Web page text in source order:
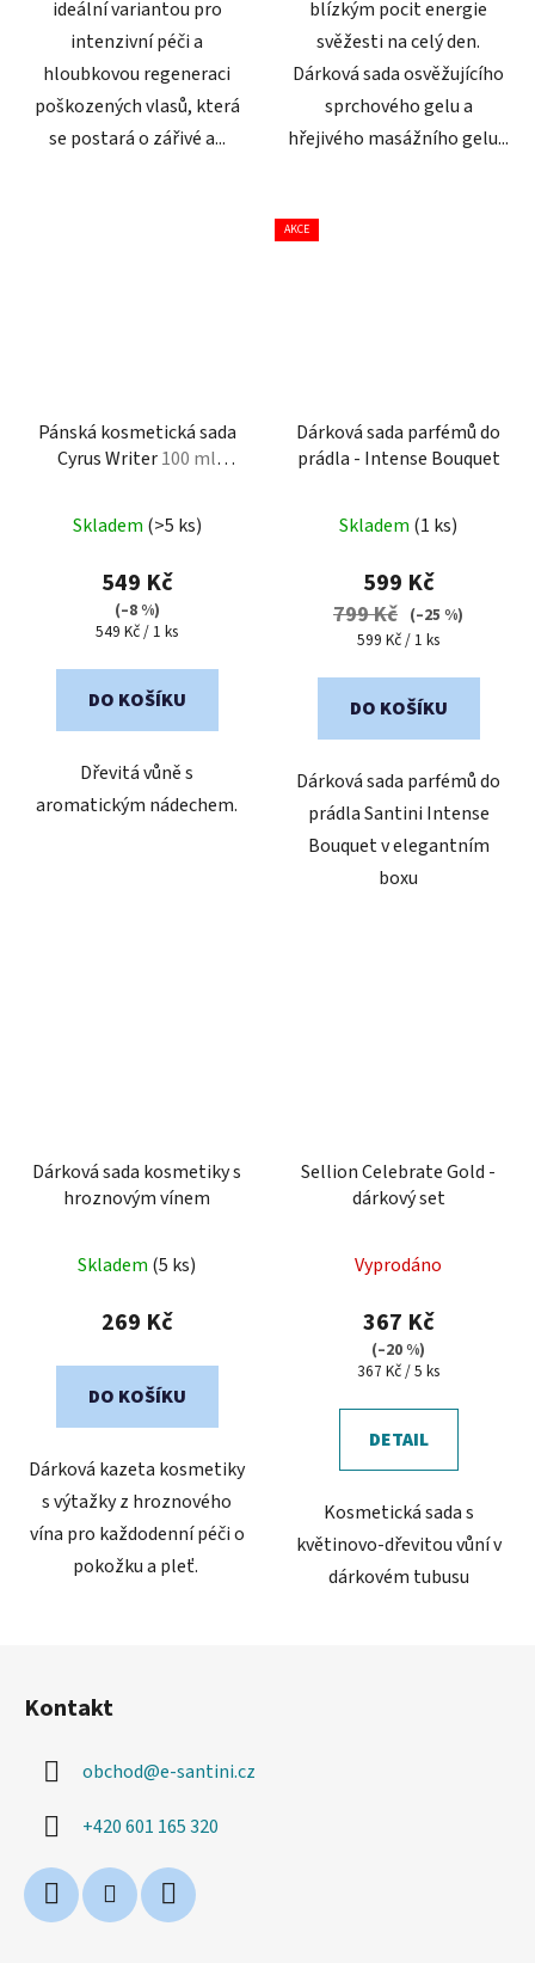
ideální variantou pro
intenzivní péči a
hloubkovou regeneraci
poškozených vlasů, která
se postará o zářivé a...
blízkým pocit energie
svěžesti na celý den.
Dárková sada osvěžujícího
sprchového gelu a
hřejivého masážního gelu...
Pánská kosmetická sada
Cyrus Writer100 ml
ml sprchový gel
Skladem (>5 ks)
549 Kč
(–8 %)
Měrná
549 Kč / 1 ks
DO KOŠÍKU
Dřevitá vůně s
aromatickým nádechem.
AKCE
Dárková sada parfémů do
prádla - Intense Bouquet
Skladem (1 ks)
599 Kč
799 Kč (–25 %)
Měrná
599 Kč / 1 ks
DO KOŠÍKU
Dárková sada parfémů do
prádla Santini Intense
Bouquet v elegantním
boxu
Dárková sada kosmetiky s
hroznovým vínem
Skladem (5 ks)
269 Kč
DO KOŠÍKU
Dárková kazeta kosmetiky
s výtažky z hroznového
vína pro každodenní péči o
pokožku a pleť.
Sellion Celebrate Gold -
dárkový set
Vyprodáno
367 Kč
(–20 %)
Měrná
367 Kč / 5 ks
DETAIL
Kosmetická sada s
květinovo-dřevitou vůní v
dárkovém tubusu
Kontakt
obchod@e-santini.cz
+420 601 165 320